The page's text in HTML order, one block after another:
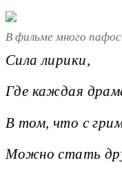
В фильме много
Сила лирики,
Где каждая
В том, что с
Можно стать